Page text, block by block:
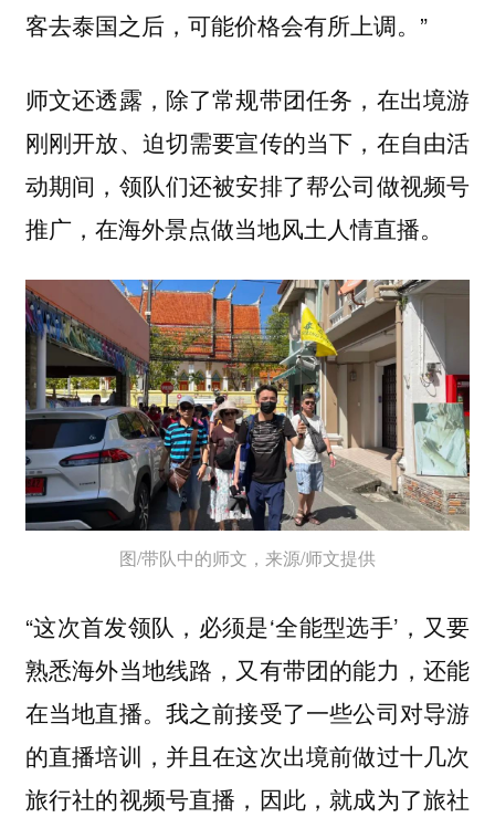
客去泰国之后，可能价格会有所上调。”
师文还透露，除了常规带团任务，在出境游
刚刚开放、迫切需要宣传的当下，在自由活
动期间，领队们还被安排了帮公司做视频号
推广，在海外景点做当地风土人情直播。
图/带队中的师文，来源/师文提供
“这次首发领队，必须是‘全能型选手’，又要
熟悉海外当地线路，又有带团的能力，还能
在当地直播。我之前接受了一些公司对导游
的直播培训，并且在这次出境前做过十几次
旅行社的视频号直播，因此，就成为了旅社